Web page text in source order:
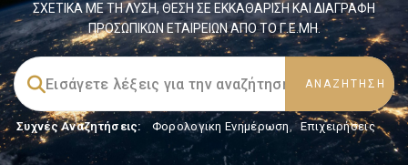
ΣΧΕΤΙΚΑ ΜΕ ΤΗ ΛΥΣΗ, ΘΕΣΗ ΣΕ ΕΚΚΑΘΑΡΙΣΗ ΚΑΙ ΔΙΑΓΡΑΦΗ
ΠΡΟΣΩΠΙΚΩΝ ΕΤΑΙΡΕΙΩΝ ΑΠΟ ΤΟ Γ.Ε.ΜΗ.
Συχνές Αναζητήσεις: Φορολογικη Ενημέρωση, Επιχειρήσεις